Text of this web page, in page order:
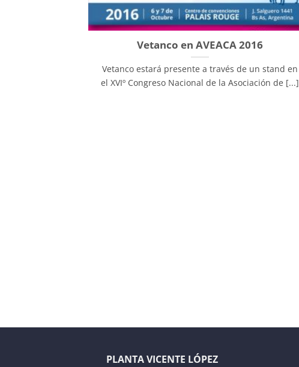
Vetanco en AVEACA 2016
Vetanco estará presente a través de un stand en
el XVIº Congreso Nacional de la Asociación de [...]
PLANTA VICENTE LÓPEZ